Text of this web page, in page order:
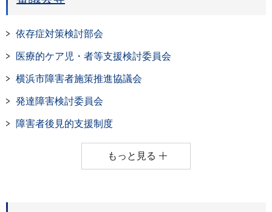
依存症対策検討部会
医療的ケア児・者等支援検討委員会
横浜市障害者施策推進協議会
発達障害検討委員会
障害者後見的支援制度
もっと見る